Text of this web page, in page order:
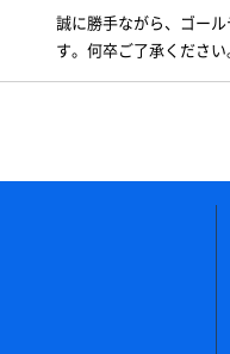
誠に勝手ながら、ゴー
す。何卒ご了承ください